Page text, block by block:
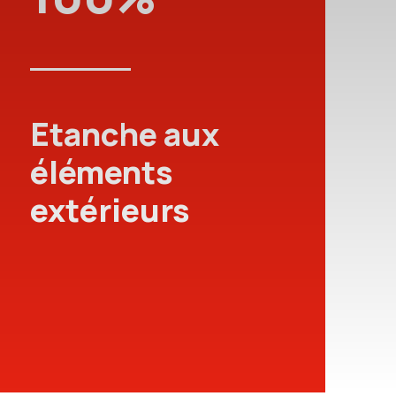
Etanche aux
éléments
extérieurs